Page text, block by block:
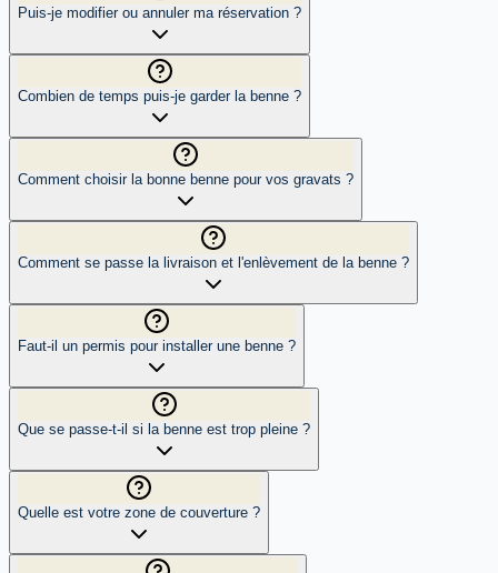
Puis-je modifier ou annuler ma réservation ?
Combien de temps puis-je garder la benne ?
Comment choisir la bonne benne pour vos gravats ?
Comment se passe la livraison et l'enlèvement de la benne ?
Faut-il un permis pour installer une benne ?
Que se passe-t-il si la benne est trop pleine ?
Quelle est votre zone de couverture ?